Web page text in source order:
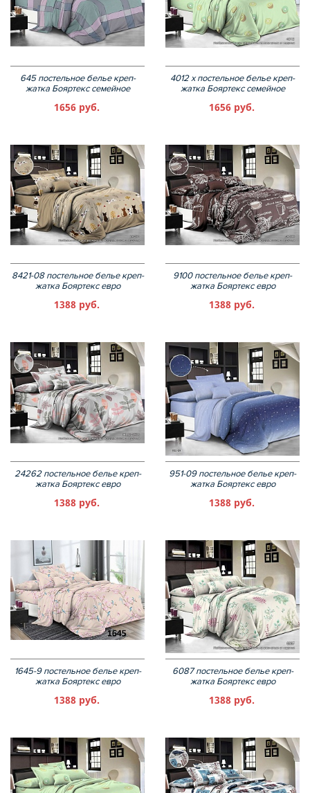
645 постельное белье креп-
жатка Бояртекс семейное
1656 руб.
4012 х постельное белье креп-
жатка Бояртекс семейное
1656 руб.
8421-08 постельное белье креп-
жатка Бояртекс евро
1388 руб.
9100 постельное белье креп-
жатка Бояртекс евро
1388 руб.
24262 постельное белье креп-
жатка Бояртекс евро
1388 руб.
951-09 постельное белье креп-
жатка Бояртекс евро
1388 руб.
1645-9 постельное белье креп-
жатка Бояртекс евро
1388 руб.
6087 постельное белье креп-
жатка Бояртекс евро
1388 руб.